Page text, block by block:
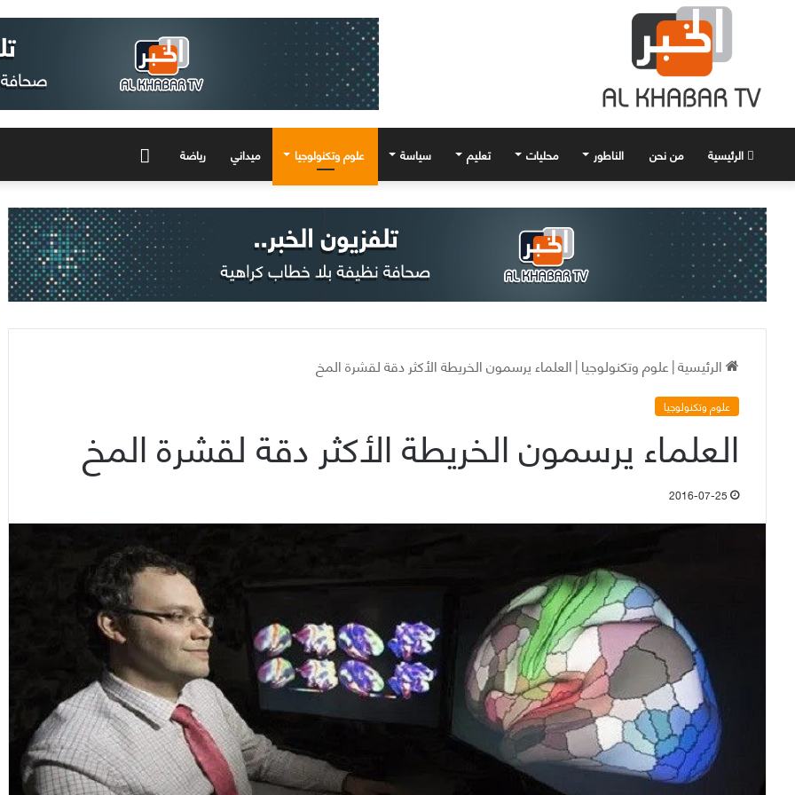
الرئيسية من نحن الناطور محليات تعليم سياسة علوم وتكنولوجيا ميداني رياضة
الرئيسية|علوم وتكنولوجيا|العلماء يرسمون الخريطة الأكثر دقة لقشرة المخ
علوم وتكنولوجيا
العلماء يرسمون الخريطة الأكثر دقة لقشرة المخ
2016-07-25